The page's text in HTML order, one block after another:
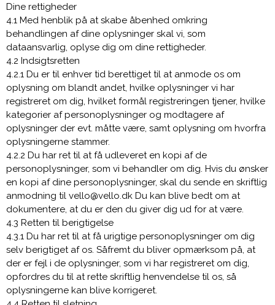
Dine rettigheder
4.1 Med henblik på at skabe åbenhed omkring
behandlingen af dine oplysninger skal vi, som
dataansvarlig, oplyse dig om dine rettigheder.
4.2 Indsigtsretten
4.2.1 Du er til enhver tid berettiget til at anmode os om
oplysning om blandt andet, hvilke oplysninger vi har
registreret om dig, hvilket formål registreringen tjener, hvilke
kategorier af personoplysninger og modtagere af
oplysninger der evt. måtte være, samt oplysning om hvorfra
oplysningerne stammer.
4.2.2 Du har ret til at få udleveret en kopi af de
personoplysninger, som vi behandler om dig. Hvis du ønsker
en kopi af dine personoplysninger, skal du sende en skriftlig
anmodning til vello@vello.dk Du kan blive bedt om at
dokumentere, at du er den du giver dig ud for at være.
4.3 Retten til berigtigelse
4.3.1 Du har ret til at få urigtige personoplysninger om dig
selv berigtiget af os. Såfremt du bliver opmærksom på, at
der er fejl i de oplysninger, som vi har registreret om dig,
opfordres du til at rette skriftlig henvendelse til os, så
oplysningerne kan blive korrigeret.